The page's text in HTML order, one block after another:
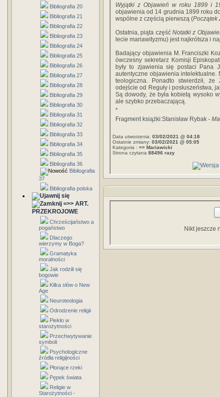
Bibliografia 20
Bibliografia 21
Bibliografia 22
Bibliografia 23
Bibliografia 24
Bibliografia 25
Bibliografia 26
Bibliografia 27
Bibliografia 28
Bibliografia 29
Bibliografia 30
Bibliografia 31
Bibliografia 32
Bibliografia 33
Bibliografia 34
Bibliografia 35
Bibliografia 36
Bibliografia
37
Bibliografia polska
=>> ART.
PRZEKROJOWE
Chrześcijaństwo a
pogaństwo
Dlaczego
wierzymy w Boga?
Gramatyka
moralności
Jak rodzili się
bogowie
Kilka słów o New
Age
Neuroteologia
Odrodzenie religii
Piekło w
starożytności
Przechwytywanie
symboli
Psychologiczne
źródła religijności
Płonące rzeki
Pępek świata
Religie w
Starożytności -
Wyjątki z Objawień w roku 1899 i
objawienia od 14 grudnia 1899 roku
wspólne z częścią pierwszą (Początek
Ostatnia, piąta część Notatki z
lecie mariawityzmu) jest najkrótsza i
Badający objawienia M. Franciszki
ówczesny sekretarz Komisji
były to zjawienia się postaci Pana
autentyczne objawienia intelektualne.
teologiczna. Ponadto stwierdził, że
odejście od Reguły i posłuszeństwa,
Są dowody, że była kobietą wysoko
ale szybko przebaczającą.
*
Fragment książki:Stanisław Rybak -
Data utworzenia: 03/02/2021 @ 04:18
Ostatnie zmiany: 03/02/2021 @ 05:05
Kategoria : => Mariawicki
Strona czytana 88496 razy
Nikt jeszcze